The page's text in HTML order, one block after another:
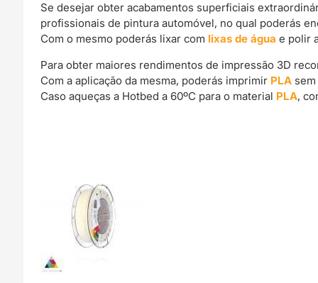
Se desejar obter acabamentos superficiais
profissionais de pintura automóvel, no qual poderás
Com o mesmo poderás lixar com lixas de água e polir
Para obter maiores rendimentos de impressão 3D
Com a aplicação da mesma, poderás imprimir PLA
Caso aqueças a Hotbed a 60ºC para o material PLA,